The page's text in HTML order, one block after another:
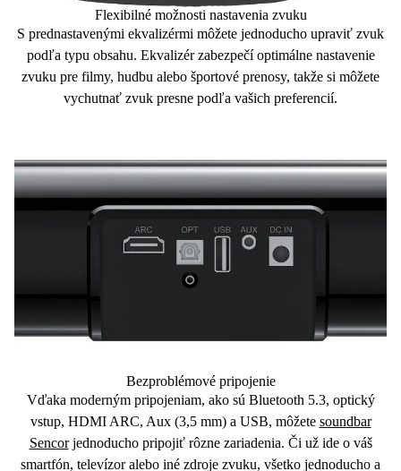
Flexibilné možnosti nastavenia zvuku
S prednastavenými ekvalizérmi môžete jednoducho upraviť zvuk
podľa typu obsahu. Ekvalizér zabezpečí optimálne nastavenie
zvuku pre filmy, hudbu alebo športové prenosy, takže si môžete
vychutnať zvuk presne podľa vašich preferencií.
Bezproblémové pripojenie
Vďaka moderným pripojeniam, ako sú Bluetooth 5.3, optický
vstup, HDMI ARC, Aux (3,5 mm) a USB, môžete soundbar
Sencorjednoducho pripojiť rôzne zariadenia. Či už ide o váš
smartfón, televízor alebo iné zdroje zvuku, všetko jednoducho a